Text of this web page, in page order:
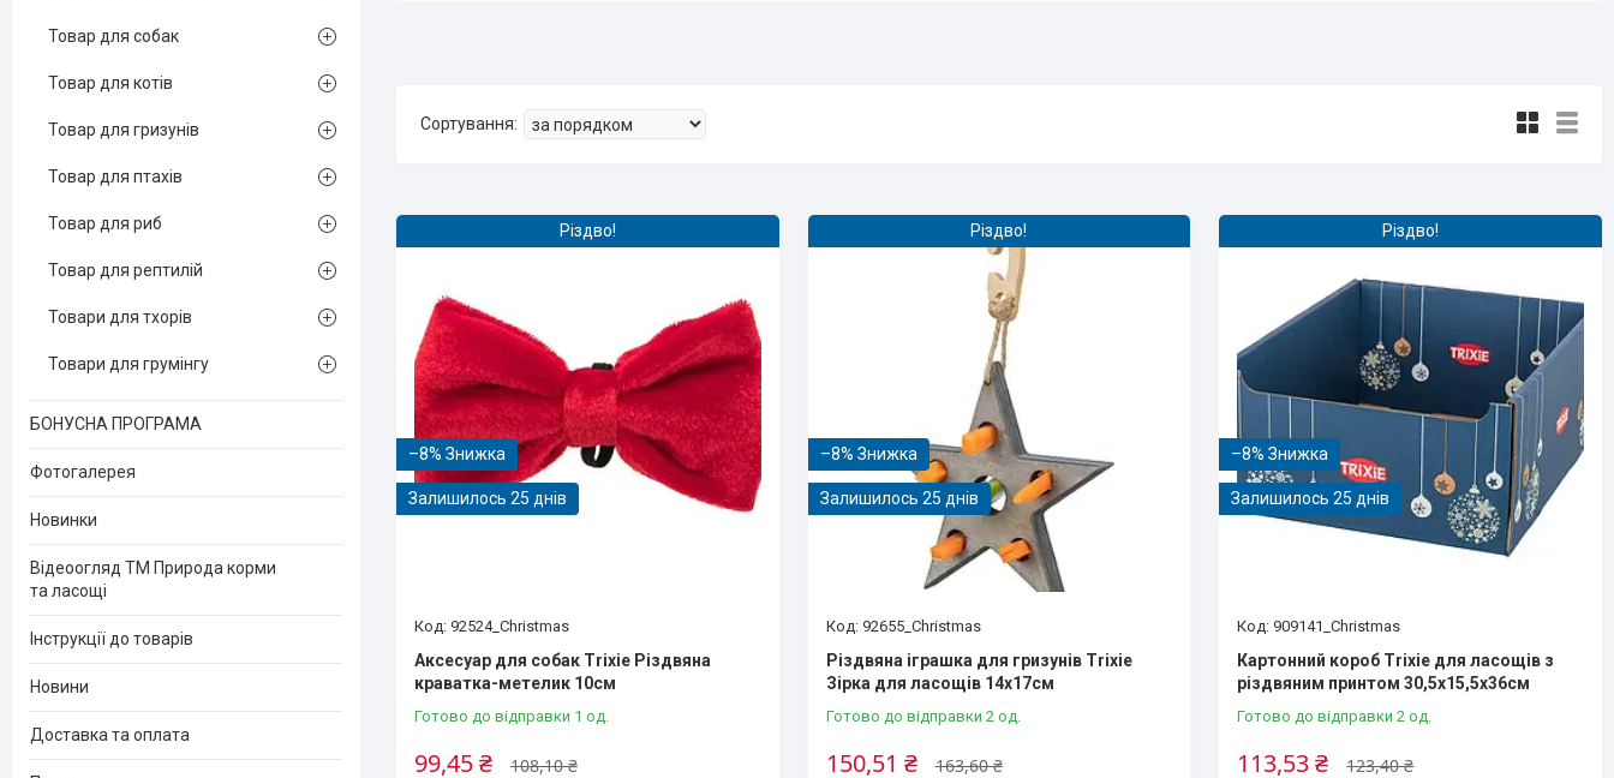
Різдво!
–8%
Залишилось 25 днів
92524_Christmas
Аксесуар для собак Trixie Різдвяна
краватка-метелик 10см
Готово до відправки 1 од.
108,10 ₴
99,45 ₴
Різдво!
–8%
Залишилось 25 днів
92655_Christmas
Різдвяна іграшка для гризунів Trixie
Зірка для ласощів 14х17см
Готово до відправки 2 од.
163,60 ₴
150,51 ₴
Різдво!
–8%
Залишилось 25 днів
909141_Christmas
Картонний короб Trixie для ласощів з
різдвяним принтом 30,5х15,5х36см
Готово до відправки 2 од.
123,40 ₴
113,53 ₴
Товар для собак
Товар для котів
Товар для гризунів
Товар для птахів
Товар для риб
Товар для рептилій
Товари для тхорів
Товари для грумінгу
БОНУСНА ПРОГРАМА
Фотогалерея
Новинки
Відеоогляд ТМ Природа корми
та ласощі
Інструкції до товарів
Новини
Доставка та оплата